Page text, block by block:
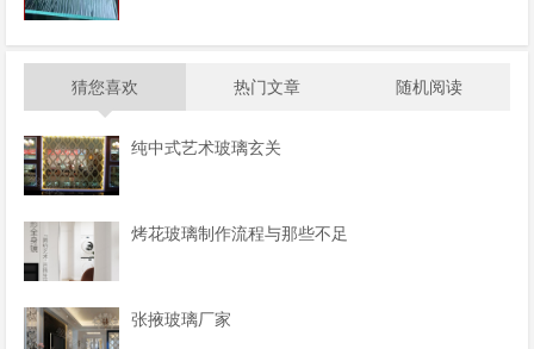
猜您喜欢 热门文章 随机阅读
纯中式艺术玻璃玄关
烤花玻璃制作流程与那些不足
张掖玻璃厂家